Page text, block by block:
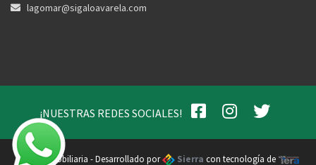
lagomar@sigaloavarela.com
¡NUESTRAS REDES SOCIALES!
Varela Inmobiliaria - Desarrollado por Sierra con tecnología de